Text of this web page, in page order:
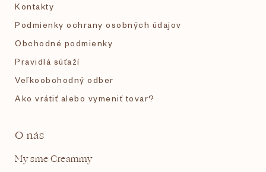
Kontakty
Podmienky ochrany osobných údajov
Obchodné podmienky
Pravidlá súťaží
Veľkoobchodný odber
Ako vrátiť alebo vymeniť tovar?
O nás
My sme Creammy